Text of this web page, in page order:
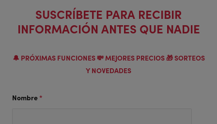
SUSCRÍBETE PARA RECIBIR
INFORMACIÓN ANTES QUE NADIE
🔔 PRÓXIMAS FUNCIONES 💸 MEJORES PRECIOS 🎁 SORTEOS
Y NOVEDADES
Nombre *